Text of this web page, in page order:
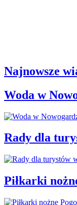
Najnowsze
Woda w
Rady dla
Piłkarki